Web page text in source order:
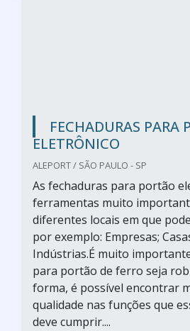
FECHADURAS PARA
ELETRÔNICO
ALEPORT / SÃO PAULO - SP
As fechaduras para portão
ferramentas muito
diferentes locais em que
por exemplo: Empresas;
Indústrias.É muito
para portão de ferro seja
forma, é possível encontrar
qualidade nas funções que
deve cumprir....